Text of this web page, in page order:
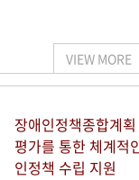
VIEW MORE
장애인정책종합계
평가를 통한 체계적
인정책 수립 지원